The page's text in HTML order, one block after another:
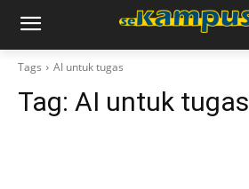
Tags AI untuk tugas
Tag: AI untuk tugas